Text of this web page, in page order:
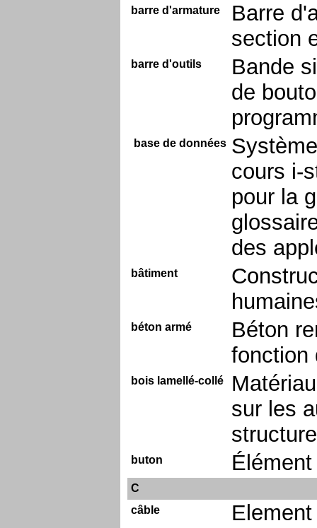
barre d'armature
Barre
section
barre d'outils
Bande
de
base de données
cours i-
pour la
des
bâtiment
béton armé
Béton
fonction
bois lamellé-collé
sur les
structure
buton
C
câble